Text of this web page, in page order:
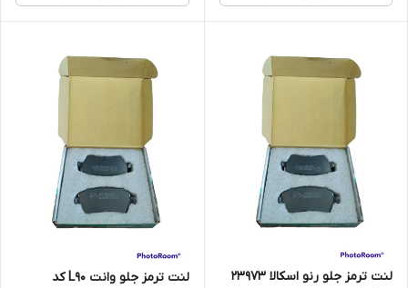
لنت ترمز جلو رنو اسکالا 23973
لنت ترمز جلو وانت L90 کد